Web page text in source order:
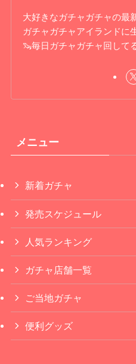
大好きなガチャガチャの最
ガチャガチャアイランドに
🦦毎日ガチャガチャ回して
メニュー
新着ガチャ
発売スケジュール
人気ランキング
ガチャ店舗一覧
ご当地ガチャ
便利グッズ